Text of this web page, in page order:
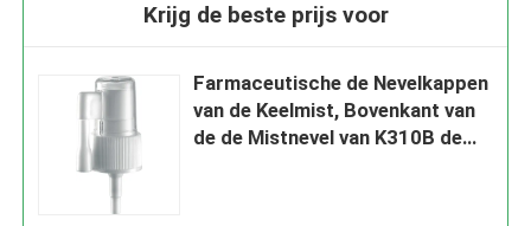
Krijg de beste prijs voor
Farmaceutische de Nevelkappen
van de Keelmist, Bovenkant van
de de Mistnevel van K310B de